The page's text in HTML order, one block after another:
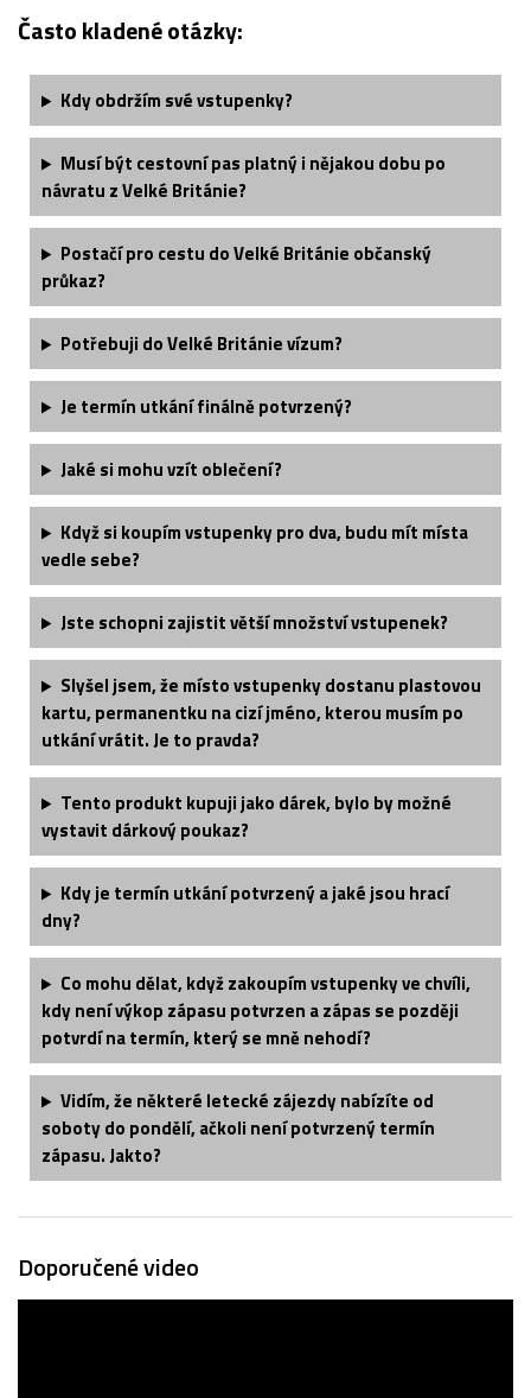
Často kladené otázky:
Kdy obdržím své vstupenky?
Musí být cestovní pas platný i nějakou dobu po
návratu z Velké Británie?
Postačí pro cestu do Velké Británie občanský
průkaz?
Potřebuji do Velké Británie vízum?
Je termín utkání finálně potvrzený?
Jaké si mohu vzít oblečení?
Když si koupím vstupenky pro dva, budu mít místa
vedle sebe?
Jste schopni zajistit větší množství vstupenek?
Slyšel jsem, že místo vstupenky dostanu plastovou
kartu, permanentku na cizí jméno, kterou musím po
utkání vrátit. Je to pravda?
Tento produkt kupuji jako dárek, bylo by možné
vystavit dárkový poukaz?
Kdy je termín utkání potvrzený a jaké jsou hrací
dny?
Co mohu dělat, když zakoupím vstupenky ve chvíli,
kdy není výkop zápasu potvrzen a zápas se později
potvrdí na termín, který se mně nehodí?
Vidím, že některé letecké zájezdy nabízíte od
soboty do pondělí, ačkoli není potvrzený termín
zápasu. Jakto?
Doporučené video